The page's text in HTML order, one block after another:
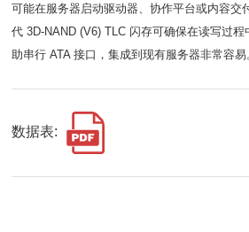
可能在服务器启动驱动器、协作平台或内容交
代 3D-NAND (V6) TLC 闪存可确保在读写过
助串行 ATA 接口，集成到现有服务器非常容易
数据表: